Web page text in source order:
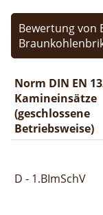
Bewertung von
Norm DIN EN
Kamineinsätze
(geschlossene
Betriebsweise)
D - 1.BImSchV